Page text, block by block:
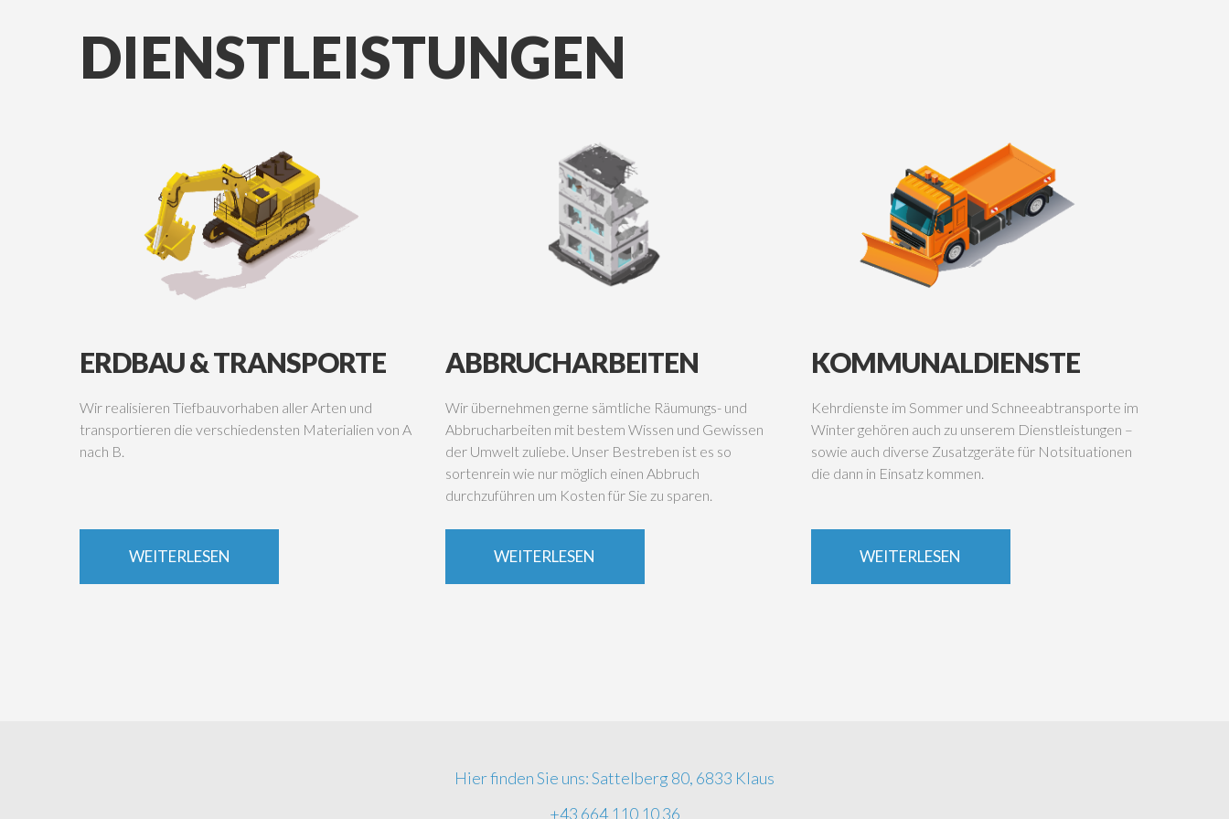
DIENSTLEISTUNGEN
ERDBAU&TRANSPORTE
Wir realisieren Tiefbauvorhaben aller Arten und
transportieren die verschiedensten Materialien von A
nach B.
WEITERLESEN
ABBRUCHARBEITEN
Wir übernehmen gerne sämtliche Räumungs- und
Abbrucharbeiten mit bestem Wissen und Gewissen
der Umwelt zuliebe. Unser Bestreben ist es so
sortenrein wie nur möglich einen Abbruch
durchzuführen um Kosten für Sie zu sparen.
WEITERLESEN
KOMMUNALDIENSTE
Kehrdienste im Sommer und Schneeabtransporte im
Winter gehören auch zu unserem Dienstleistungen –
sowie auch diverse Zusatzgeräte für Notsituationen
die dann in Einsatz kommen.
WEITERLESEN
Hier finden Sie uns: Sattelberg 80, 6833 Klaus
+43 664 110 10 36